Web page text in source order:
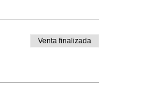
Venta finalizada